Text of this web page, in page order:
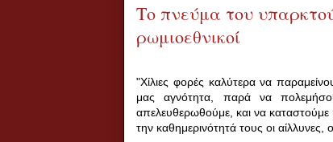
Το πνεύμα του
ρωμιοεθνικοί
"Χίλιες φορές καλύτερα να
μας αγνότητα, παρά να
απελευθερωθούμε, και να
την καθημερινότητά τους οι αίλλυνες,